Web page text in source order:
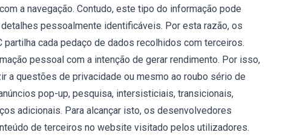
a navegação. Contudo, este tipo do informação pode
pessoalmente identificáveis. Por esta razão, os
cada pedaço de dados recolhidos com terceiros.
pessoal com a intenção de gerar rendimento. Por isso,
a questões de privacidade ou mesmo ao roubo sério de
pop-up, pesquisa, intersisticiais, transicionais,
adicionais. Para alcançar isto, os desenvolvedores
de terceiros no website visitado pelos utilizadores.